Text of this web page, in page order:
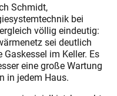
Schmidt,
bei
völlig eindeutig:
sei deutlich
im Keller. Es
eine große Wartung
in jedem Haus.